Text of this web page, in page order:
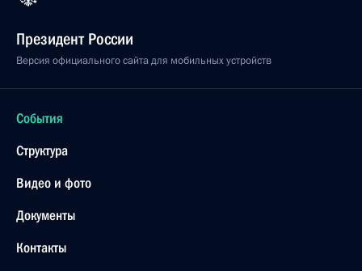
Президент России
Версия официального сайта для мобильных устройств
События
Структура
Видео и фото
Документы
Контакты